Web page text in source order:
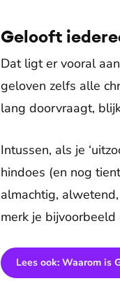
Gelooft
Dat ligt er vooral
geloven zelfs alle
lang doorvraagt,
Intussen, als je
hindoes (en nog
almachtig,
merk je bijvoorbeeld
Lees ook: Waarom is